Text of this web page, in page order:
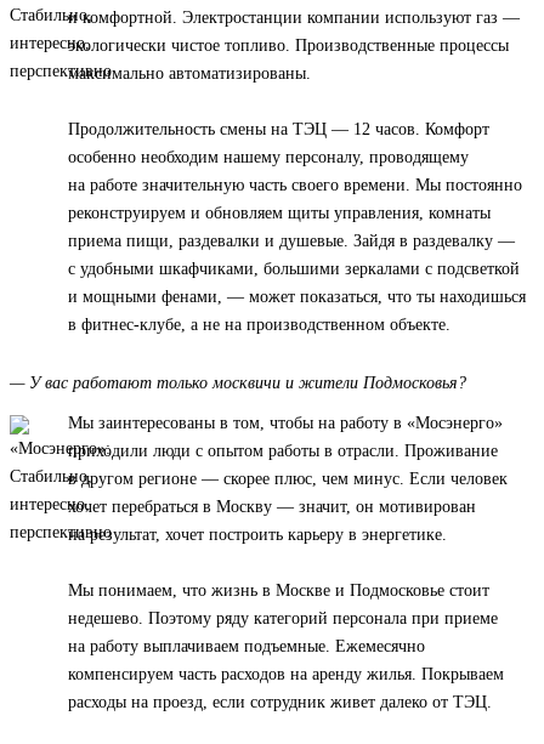
и комфортной. Электростанции компании используют газ —
экологически чистое топливо. Производственные процессы
максимально автоматизированы.
Продолжительность смены на ТЭЦ — 12 часов. Комфорт
особенно необходим нашему персоналу, проводящему
на работе значительную часть своего времени. Мы постоянно
реконструируем и обновляем щиты управления, комнаты
приема пищи, раздевалки и душевые. Зайдя в раздевалку —
с удобными шкафчиками, большими зеркалами с подсветкой
и мощными фенами, — может показаться, что ты находишься
в фитнес-клубе, а не на производственном объекте.
— У вас работают только москвичи и жители Подмосковья?
Мы заинтересованы в том, чтобы на работу в «Мосэнерго»
приходили люди с опытом работы в отрасли. Проживание
в другом регионе — скорее плюс, чем минус. Если человек
хочет перебраться в Москву — значит, он мотивирован
на результат, хочет построить карьеру в энергетике.
Мы понимаем, что жизнь в Москве и Подмосковье стоит
недешево. Поэтому ряду категорий персонала при приеме
на работу выплачиваем подъемные. Ежемесячно
компенсируем часть расходов на аренду жилья. Покрываем
расходы на проезд, если сотрудник живет далеко от ТЭЦ.